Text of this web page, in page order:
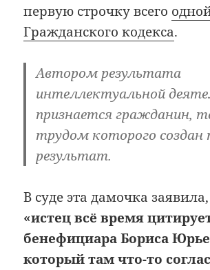
первую строчку всего
Гражданского кодекса.
Автором результата
интеллектуальной
признается гражданин,
трудом которого создан
результат.
В суде эта дамочка
«истец всё время
бенефициара Бориса
который там что-то